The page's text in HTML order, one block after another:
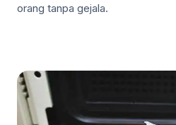
orang tanpa gejala.